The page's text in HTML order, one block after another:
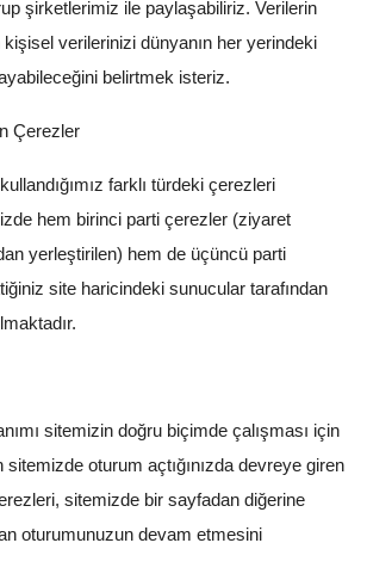
şirketlerimiz ile paylaşabiliriz. Verilerin
kişisel verilerinizi dünyanın her yerindeki
belirtmek isteriz.
Çerezler
farklı türdeki çerezleri
hem birinci parti çerezler (ziyaret
yerleştirilen) hem de üçüncü parti
site haricindeki sunucular tarafından
sitemizin doğru biçimde çalışması için
oturum açtığınızda devreye giren
sitemizde bir sayfadan diğerine
oturumunuzun devam etmesini